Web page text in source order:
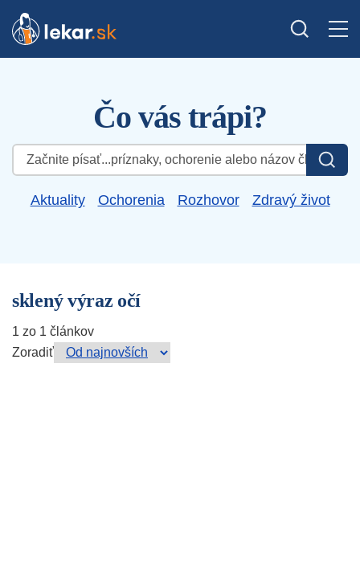
Čo vás trápi?
Hľadať:
Aktuality Ochorenia Rozhovor Zdravý život
sklený výraz očí
1 zo 1 článkov
Zoradiť